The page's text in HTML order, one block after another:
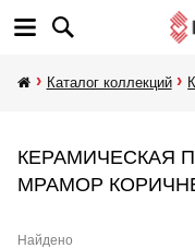
Каталог коллекций
КЕРАМИЧЕСКАЯ
МРАМОР
Найдено